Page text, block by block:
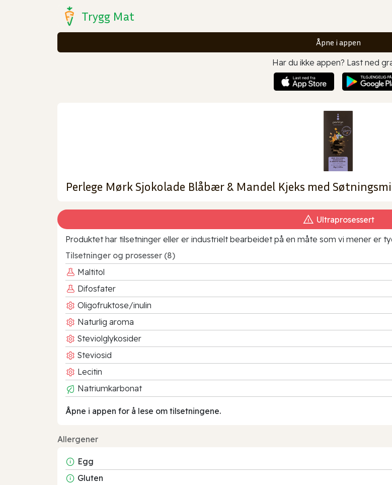
Trygg Mat
Åpne i appen
Har du ikke appen? Last ned
Perlege Mørk Sjokolade Blåbær & Mandel Kjeks med
Ultraprosessert
Produktet har tilsetninger eller er industrielt bearbeidet på en måte som vi mener er
Tilsetninger og prosesser (8)
Maltitol
Difosfater
Oligofruktose/inulin
Naturlig aroma
Steviolglykosider
Steviosid
Lecitin
Natriumkarbonat
Åpne i appen for å lese om tilsetningene.
Allergener
Egg
Gluten